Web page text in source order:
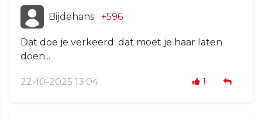
Bijdehans +596
Dat doe je verkeerd: dat moet je haar laten
doen...
22-10-2025 13:04 1